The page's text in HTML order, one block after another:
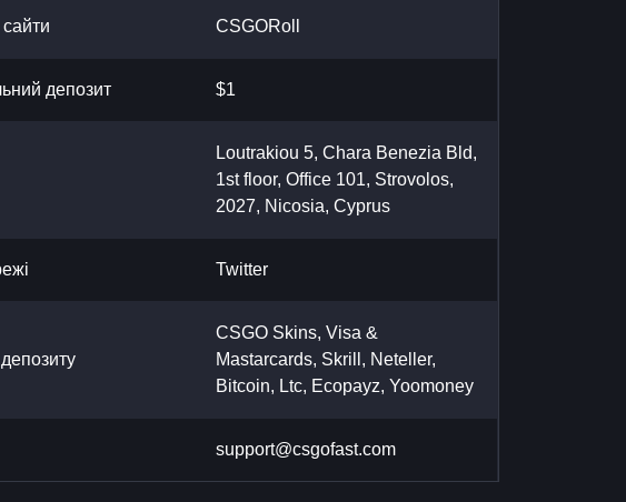
сайти CSGORoll
депозит $1
Loutrakiou 5, Chara Benezia Bld,
1st floor, Office 101, Strovolos,
2027, Nicosia, Cyprus
Twitter
CSGO Skins, Visa &
Mastarcards, Skrill, Neteller,
Bitcoin, Ltc, Ecopayz, Yoomoney
support@csgofast.com